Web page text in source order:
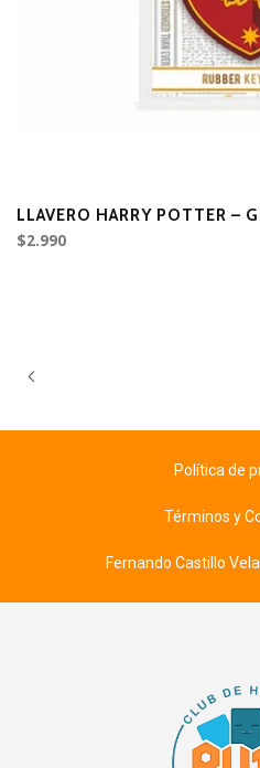
LLAVERO HARRY POTTER –
$2.990
Política de
Términos y
Fernando Castillo